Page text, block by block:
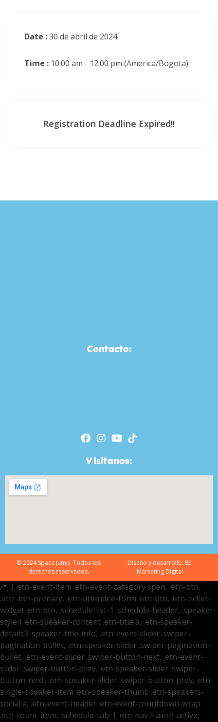
Date :30 de abril de 2024
Time : 10:00 am - 12:00 pm (America/Bogota)
Registration Deadline Expired!!
Contacto:
Visitanos:
© 2024 Space Jump. Todos los
derechos reservados.
Diseño y desarrollo: 85
Marketing Digital
/*; } .etn-event-item .etn-event-category span, .etn-btn,
.attr-btn-primary, .etn-attendee-form .etn-btn, .etn-ticket-
widget .etn-btn, .schedule-list-1 .schedule-header, .speaker-
style4 .etn-speaker-content .etn-title a, .etn-speaker-
details3 .speaker-title-info, .etn-event-slider .swiper-
pagination-bullet, .etn-speaker-slider .swiper-pagination-
bullet, .etn-event-slider .swiper-button-next, .etn-event-
slider .swiper-button-prev, .etn-speaker-slider .swiper-
button-next, .etn-speaker-slider .swiper-button-prev, .etn-
single-speaker-item .etn-speaker-thumb .etn-speakers-
social a, .etn-event-header .etn-event-countdown-wrap
.etn-count-item, .schedule-tab-1 .etn-nav li a.etn-active,